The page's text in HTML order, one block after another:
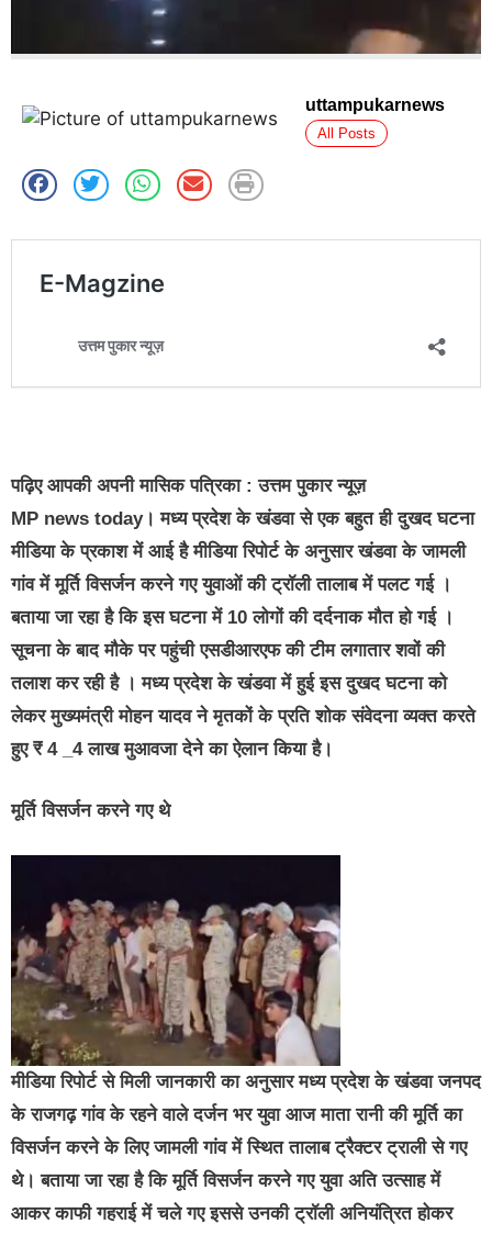
uttampukarnews
All Posts
पढ़िए आपकी अपनी मासिक पत्रिका : उत्तम पुकार न्यूज़
MP news today। मध्य प्रदेश के खंडवा से एक बहुत ही दुखद घटना
मीडिया के प्रकाश में आई है मीडिया रिपोर्ट के अनुसार खंडवा के जामली
गांव में मूर्ति विसर्जन करने गए युवाओं की ट्रॉली तालाब में पलट गई ।
बताया जा रहा है कि इस घटना में 10 लोगों की दर्दनाक मौत हो गई ।
सूचना के बाद मौके पर पहुंची एसडीआरएफ की टीम लगातार शवों की
तलाश कर रही है । मध्य प्रदेश के खंडवा में हुई इस दुखद घटना को
लेकर मुख्यमंत्री मोहन यादव ने मृतकों के प्रति शोक संवेदना व्यक्त करते
हुए ₹ 4 _4 लाख मुआवजा देने का ऐलान किया है।
मूर्ति विसर्जन करने गए थे
मीडिया रिपोर्ट से मिली जानकारी का अनुसार मध्य प्रदेश के खंडवा जनपद
के राजगढ़ गांव के रहने वाले दर्जन भर युवा आज माता रानी की मूर्ति का
विसर्जन करने के लिए जामली गांव में स्थित तालाब ट्रैक्टर ट्राली से गए
थे। बताया जा रहा है कि मूर्ति विसर्जन करने गए युवा अति उत्साह में
आकर काफी गहराई में चले गए इससे उनकी ट्रॉली अनियंत्रित होकर